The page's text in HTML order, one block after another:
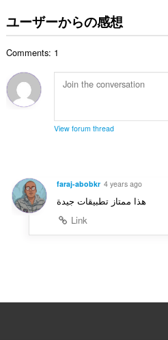
client-
side
data.
の
総
ユーザーからの感想
Comments: 1
View forum thread
faraj-abobkr 4 years ago
هذا ممتاز تطبيقات جيدة
Link